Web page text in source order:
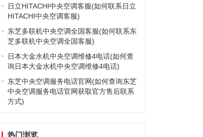
日立HITACHI中央空调客服(如何联系日立
HITACHI中央空调客服)
东芝多联机中央空调全国客服(如何联系东
芝多联机中央空调全国客服)
日本大金水机中央空调维修4电话(如何查
询日本大金水机中央空调维修4电话)
东芝中央空调服务电话官网(如何查询东芝
中央空调服务电话官网获取官方售后联系
方式)
热门浏览